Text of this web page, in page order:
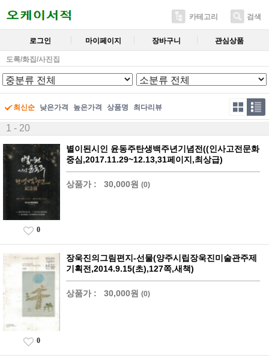
카테고리 검색
로그인 마이페이지 장바구니 관심상품
도록/화집/사진집
최신순 낮은가격 높은가격 상품명 최다리뷰
1 - 20
별이된시인 윤동주탄생백주년기념전((인사고전문화
중심,2017.11.29~12.13,31페이지,최상급)
상품가 : 30,000원 (0)
0
장욱진의그림편지-선물(양주시립장욱진미술관주제
기획전,2014.9.15(초),127쪽,새책)
상품가 : 30,000원 (0)
0